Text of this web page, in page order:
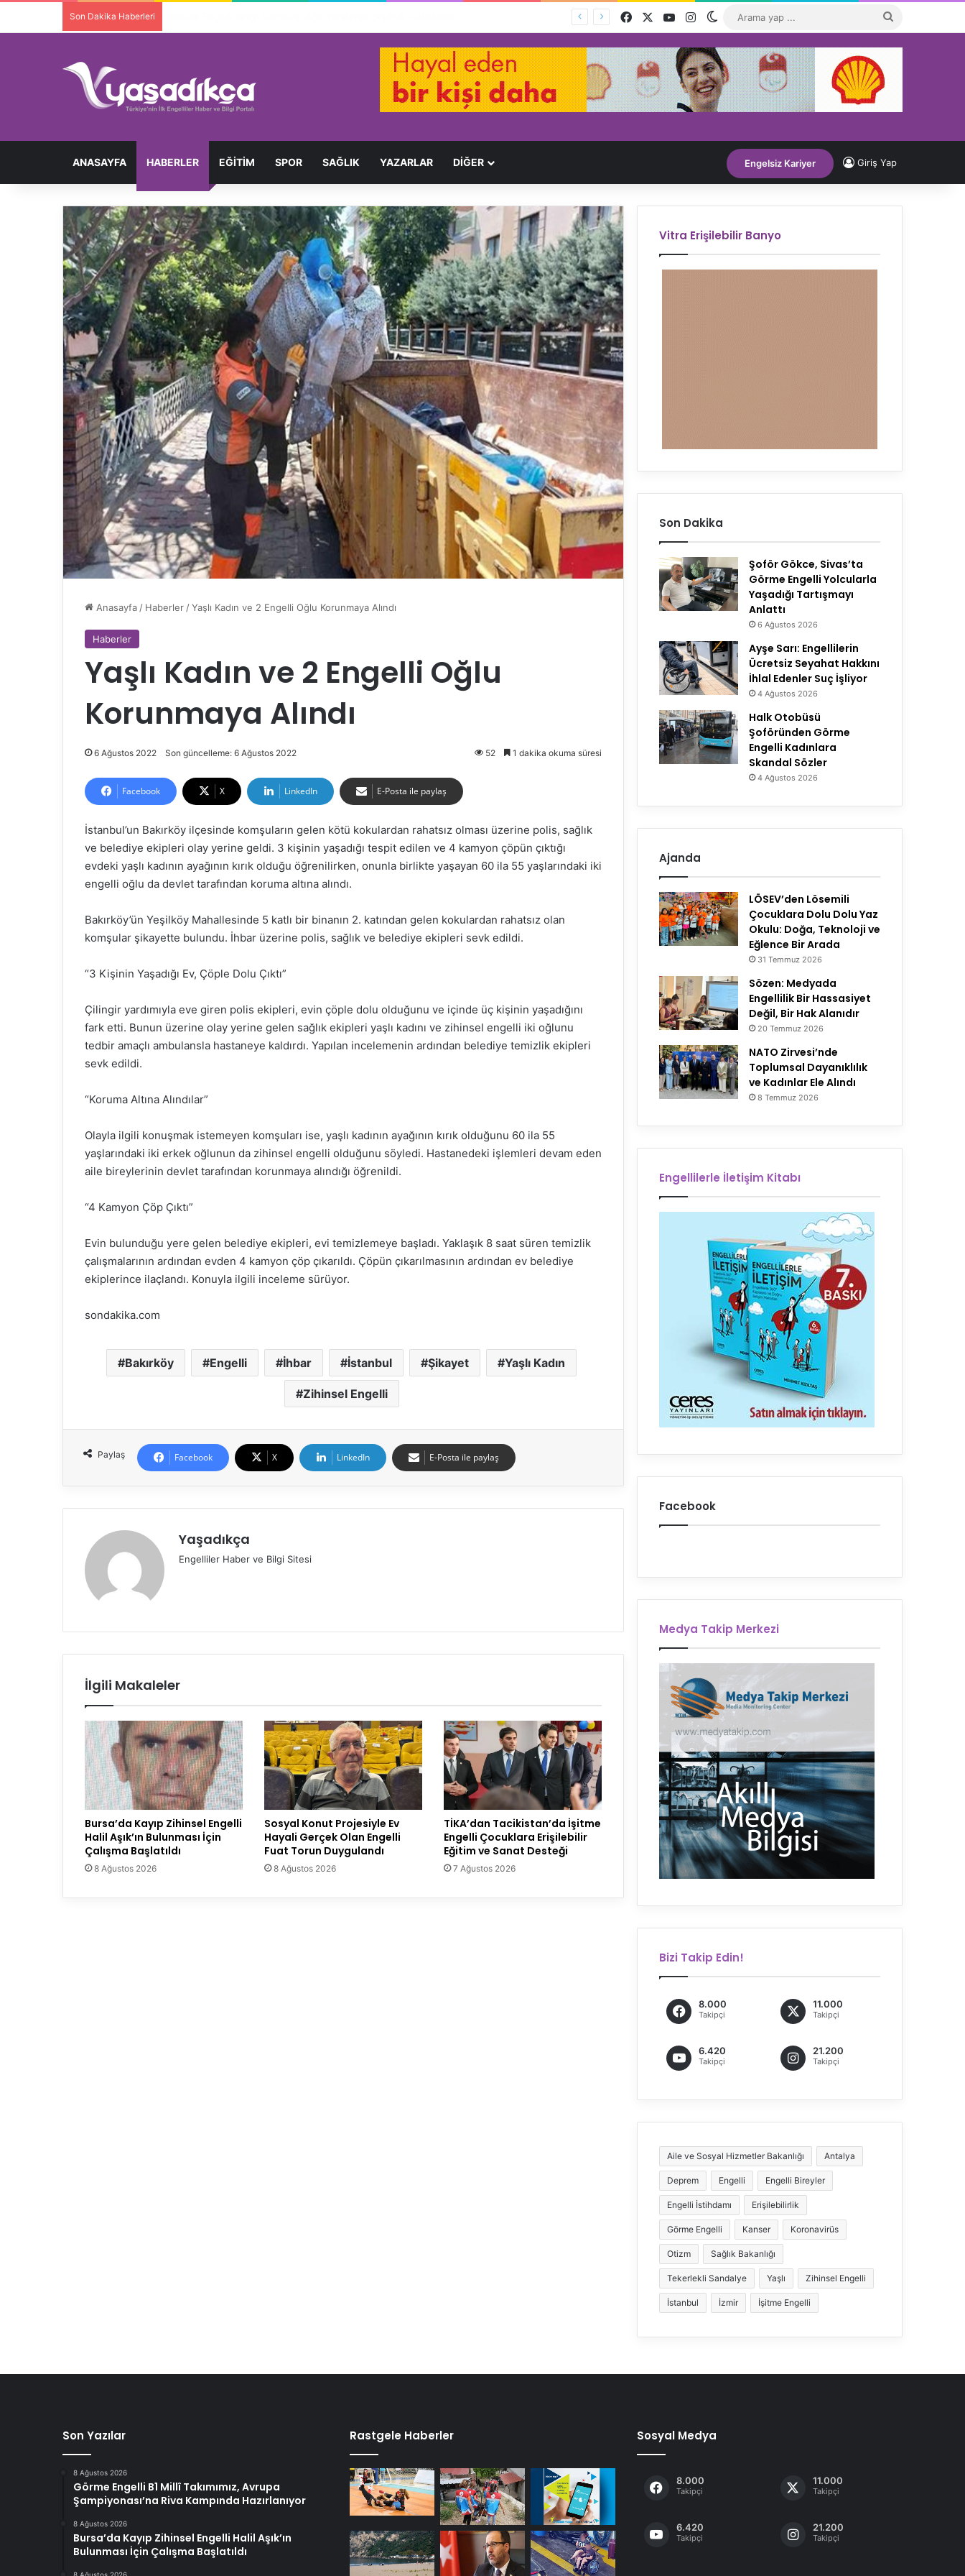
Son Dakika Haberleri Facebook YouTubeInstagramDış görünümü değiştir
...
ANASAYFA HABERLER EĞITIM SPOR SAĞLIK YAZARLAR DİĞER Engelsiz Kariyer Giriş Yap
Anasayfa/ Haberler/Yaşlı Kadın ve 2 Engelli Oğlu Korunmaya Alındı
Haberler
Yaşlı Kadın ve 2 Engelli Oğlu
Korunmaya Alındı
6 Ağustos 2022 Son güncelleme: 6 Ağustos 2022 52 1 dakika okuma süresi
Facebook X LinkedIn E-Posta ile paylaş
İstanbul’un Bakırköy ilçesinde komşuların gelen kötü kokulardan rahatsız olması üzerine polis, sağlık
ve belediye ekipleri olay yerine geldi. 3 kişinin yaşadığı tespit edilen ve 4 kamyon çöpün çıktığı
evdeki yaşlı kadının ayağının kırık olduğu öğrenilirken, onunla birlikte yaşayan 60 ila 55 yaşlarındaki iki
engelli oğlu da devlet tarafından koruma altına alındı.
Bakırköy’ün Yeşilköy Mahallesinde 5 katlı bir binanın 2. katından gelen kokulardan rahatsız olan
komşular şikayette bulundu. İhbar üzerine polis, sağlık ve belediye ekipleri sevk edildi.
“3 Kişinin Yaşadığı Ev, Çöple Dolu Çıktı”
Çilingir yardımıyla eve giren polis ekipleri, evin çöple dolu olduğunu ve içinde üç kişinin yaşadığını
fark etti. Bunun üzerine olay yerine gelen sağlık ekipleri yaşlı kadını ve zihinsel engelli iki oğlunu
tedbir amaçlı ambulansla hastaneye kaldırdı. Yapılan incelemenin ardından belediye temizlik ekipleri
sevk edildi.
“Koruma Altına Alındılar”
Olayla ilgili konuşmak istemeyen komşuları ise, yaşlı kadının ayağının kırık olduğunu 60 ila 55
yaşlarındaki iki erkek oğlunun da zihinsel engelli olduğunu söyledi. Hastanedeki işlemleri devam eden
aile bireylerinin devlet tarafından korunmaya alındığı öğrenildi.
“4 Kamyon Çöp Çıktı”
Evin bulunduğu yere gelen belediye ekipleri, evi temizlemeye başladı. Yaklaşık 8 saat süren temizlik
çalışmalarının ardından evden 4 kamyon çöp çıkarıldı. Çöpün çıkarılmasının ardından ev belediye
ekiplerince ilaçlandı. Konuyla ilgili inceleme sürüyor.
sondakika.com
Bakırköy Engelli İhbar İstanbul Şikayet Yaşlı Kadın
Zihinsel Engelli
Paylaş Facebook X LinkedIn E-Posta ile paylaş
Yaşadıkça
Engelliler Haber ve Bilgi Sitesi
İlgili Makaleler
Bursa’da Kayıp Zihinsel Engelli
Halil Aşık’ın Bulunması İçin
Çalışma Başlatıldı
8 Ağustos 2026
Sosyal Konut Projesiyle Ev
Hayali Gerçek Olan Engelli
Fuat Torun Duygulandı
8 Ağustos 2026
TİKA’dan Tacikistan’da İşitme
Engelli Çocuklara Erişilebilir
Eğitim ve Sanat Desteği
7 Ağustos 2026
Vitra Erişilebilir Banyo
Son Dakika
Şoför Gökce, Sivas’ta
Görme Engelli Yolcularla
Yaşadığı Tartışmayı
Anlattı
6 Ağustos 2026
Ayşe Sarı: Engellilerin
Ücretsiz Seyahat Hakkını
İhlal Edenler Suç İşliyor
4 Ağustos 2026
Halk Otobüsü
Şoföründen Görme
Engelli Kadınlara
Skandal Sözler
4 Ağustos 2026
Ajanda
LÖSEV’den Lösemili
Çocuklara Dolu Dolu Yaz
Okulu: Doğa, Teknoloji ve
Eğlence Bir Arada
31 Temmuz 2026
Sözen: Medyada
Engellilik Bir Hassasiyet
Değil, Bir Hak Alanıdır
20 Temmuz 2026
NATO Zirvesi’nde
Toplumsal Dayanıklılık
ve Kadınlar Ele Alındı
8 Temmuz 2026
Engellilerle İletişim Kitabı
Facebook
Medya Takip Merkezi
Bizi Takip Edin!
8.000
Takipçi
11.000
Takipçi
6.420
Takipçi
21.200
Takipçi
Aile ve Sosyal Hizmetler Bakanlığı Antalya
Deprem Engelli Engelli Bireyler
Engelli İstihdamı Erişilebilirlik
Görme Engelli Kanser Koronavirüs
Otizm Sağlık Bakanlığı
Tekerlekli Sandalye Yaşlı Zihinsel Engelli
İstanbul İzmir İşitme Engelli
Son Yazılar
8 Ağustos 2026
Görme Engelli B1 Millî Takımımız, Avrupa
Şampiyonası’na Riva Kampında Hazırlanıyor
8 Ağustos 2026
Bursa’da Kayıp Zihinsel Engelli Halil Aşık’ın
Bulunması İçin Çalışma Başlatıldı
Rastgele Haberler Sosyal Medya
8.000
Takipçi
11.000
Takipçi
6.420
Takipçi
21.200
Takipçi